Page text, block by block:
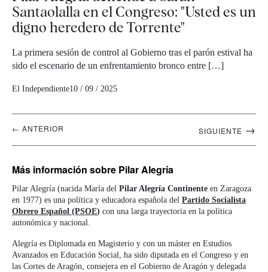
Santaolalla en el Congreso: "Usted es un
digno heredero de Torrente"
La primera sesión de control al Gobierno tras el parón estival ha
sido el escenario de un enfrentamiento bronco entre […]
El Independiente10 / 09 / 2025
Navegación
artículos
SIGUIENTE →
← ANTERIOR
Más información sobre Pilar Alegría
Pilar Alegría (nacida María del Pilar Alegría Continente en Zaragoza
en 1977) es una política y educadora española del Partido Socialista
Obrero Español (PSOE) con una larga trayectoria en la política
autonómica y nacional.
Alegría es Diplomada en Magisterio y con un máster en Estudios
Avanzados en Educación Social, ha sido diputada en el Congreso y en
las Cortes de Aragón, consejera en el Gobierno de Aragón y delegada